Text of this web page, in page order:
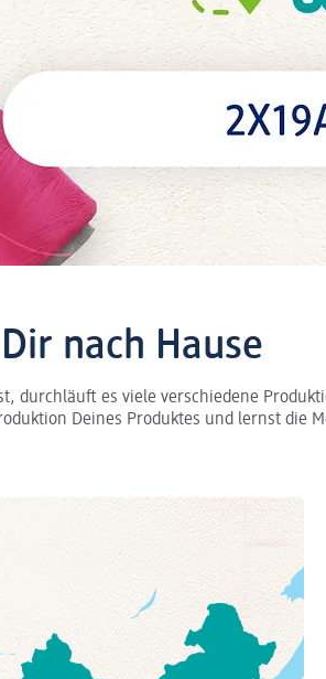
nach Hause
durchläuft es viele verschiedene
Deines Produktes und lernst die